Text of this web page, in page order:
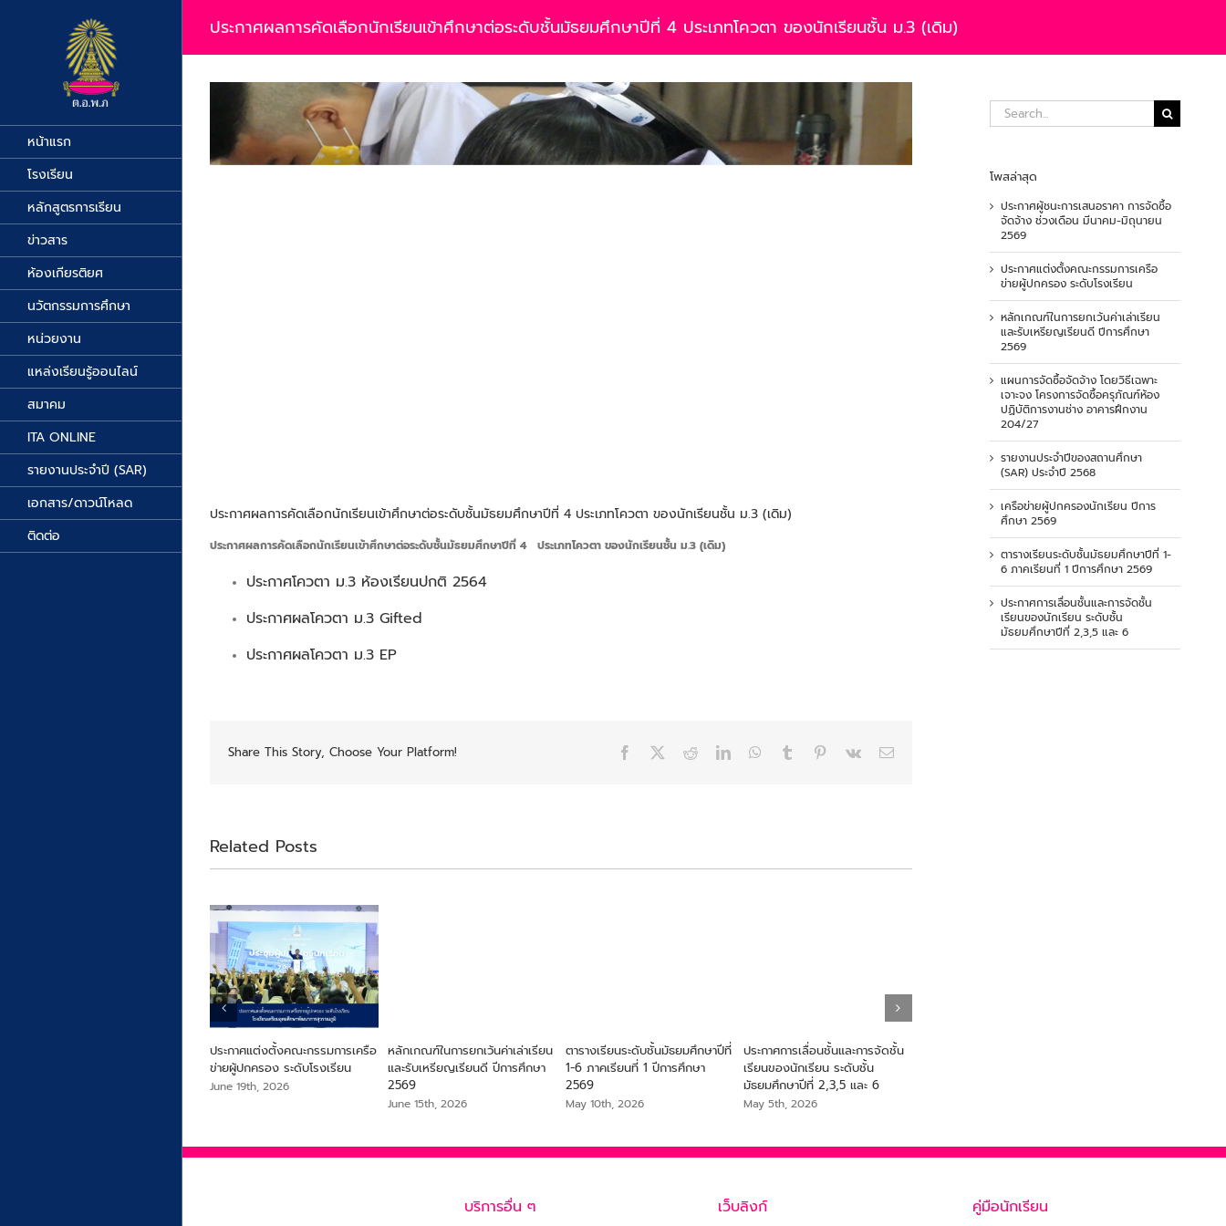
หน้าแรก
โรงเรียน
หลักสูตรการเรียน
ข่าวสาร
ห้องเกียรติยศ
นวัตกรรมการศึกษา
หน่วยงาน
แหล่งเรียนรู้ออนไลน์
สมาคม
ITA ONLINE
รายงานประจำปี (SAR)
เอกสาร/ดาวน์โหลด
ติดต่อ
ประกาศผลการคัดเลือกนักเรียนเข้าศึกษาต่อระดับชั้นมัธยมศึกษาปีที่ 4 ประเภทโควตา​ ของนักเรียน​ชั้น​ ม.3 (เดิม)
ประกาศผลการคัดเลือกนักเรียนเข้าศึกษาต่อระดับชั้นมัธยมศึกษาปีที่ 4 ประเภทโควตา​ ของนักเรียน​ชั้น​ ม.3 (เดิม)
ประกาศผลการคัดเลือกนักเรียนเข้าศึกษาต่อระดับชั้นมัธยมศึกษาปีที่ 4 ประเภทโควตา​ ของนักเรียน​ชั้น​ ม.3 (เดิม)
ประกาศโควตา ม.3 ห้องเรียนปกติ 2564
ประกาศผลโควตา ม.3 Gifted
ประกาศผลโควตา ม.3 EP
Share This Story, Choose Your Platform! Facebook RedditLinkedInWhatsApp
Tumblr Pinterest
Vk Email
Related Posts
ประกาศแต่งตั้งคณะกรรมการเครือ
ข่ายผู้ปกครอง ระดับโรงเรียน
June 19th, 2026
หลักเกณฑ์ในการยกเว้นค่าเล่าเรียน
และรับเหรียญเรียนดี ปีการศึกษา
2569
June 15th, 2026
ตารางเรียนระดับชั้นมัธยมศึกษาปีที่
1-6 ภาคเรียนที่ 1 ปีการศึกษา
2569
May 10th, 2026
ประกาศการเลื่อนชั้นและการจัดชั้น
เรียนของนักเรียน ระดับชั้น
มัธยมศึกษาปีที่ 2,3,5 และ 6
May 5th, 2026
Search
for:
โพสล่าสุด
ประกาศผู้ชนะการเสนอราคา การจัดซื้อ
จัดจ้าง ช่วงเดือน มีนาคม-มิถุนายน
2569
ประกาศแต่งตั้งคณะกรรมการเครือ
ข่ายผู้ปกครอง ระดับโรงเรียน
หลักเกณฑ์ในการยกเว้นค่าเล่าเรียน
และรับเหรียญเรียนดี ปีการศึกษา
2569
แผนการจัดซื้อจัดจ้าง โดยวิธีเฉพาะ
เจาะจง โครงการจัดซื้อครุภัณฑ์ห้อง
ปฏิบัติการงานช่าง อาคารฝึกงาน
204/27
รายงานประจำปีของสถานศึกษา
(SAR) ประจำปี 2568
เครือข่ายผู้ปกครองนักเรียน ปีการ
ศึกษา 2569
ตารางเรียนระดับชั้นมัธยมศึกษาปีที่ 1-
6 ภาคเรียนที่ 1 ปีการศึกษา 2569
ประกาศการเลื่อนชั้นและการจัดชั้น
เรียนของนักเรียน ระดับชั้น
มัธยมศึกษาปีที่ 2,3,5 และ 6
บริการอื่น ๆ เว็บลิงก์ คู่มือนักเรียน